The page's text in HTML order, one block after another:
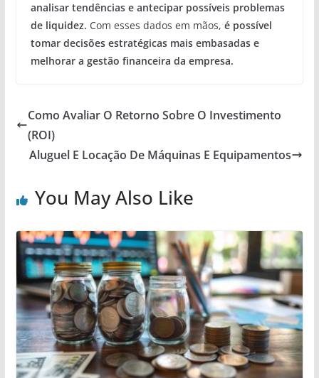
analisar tendências e antecipar possíveis problemas
de liquidez. Com esses dados em mãos, é possível
tomar decisões estratégicas mais embasadas e
melhorar a gestão financeira da empresa.
Como Avaliar O Retorno Sobre O Investimento
(ROI)
Aluguel E Locação De Máquinas E Equipamentos
You May Also Like